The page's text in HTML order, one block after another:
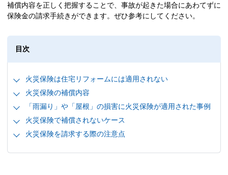
補償内容を正しく把握することで、事故が起きた場合にあわてずに
保険金の請求手続きができます。ぜひ参考にしてください。
目次
火災保険は住宅リフォームには適用されない
火災保険の補償内容
「雨漏り」や「屋根」の損害に火災保険が適用された事例
火災保険で補償されないケース
火災保険を請求する際の注意点